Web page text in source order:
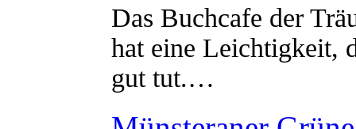
Das Buchcafe der
hat eine Leichtigkeit,
gut tut.…